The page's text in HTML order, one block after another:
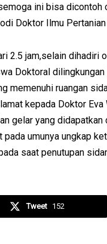
ini bisa dicontoh
Doktor Ilmu Pertanian
2.5 jam,selain dihadiri
Doktoral
memenuhi ruangan
kepada Doktor
gelar yang didapatkan
umunya ungkap
saat penutupan
Tweet 152